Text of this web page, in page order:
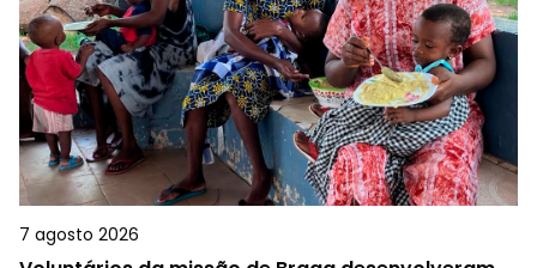
7 agosto 2026